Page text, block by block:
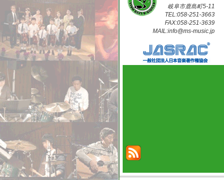
岐阜市鹿島町5-11
TEL:058-251-3663
FAX:058-251-3639
MAIL:info@ms-music.jp